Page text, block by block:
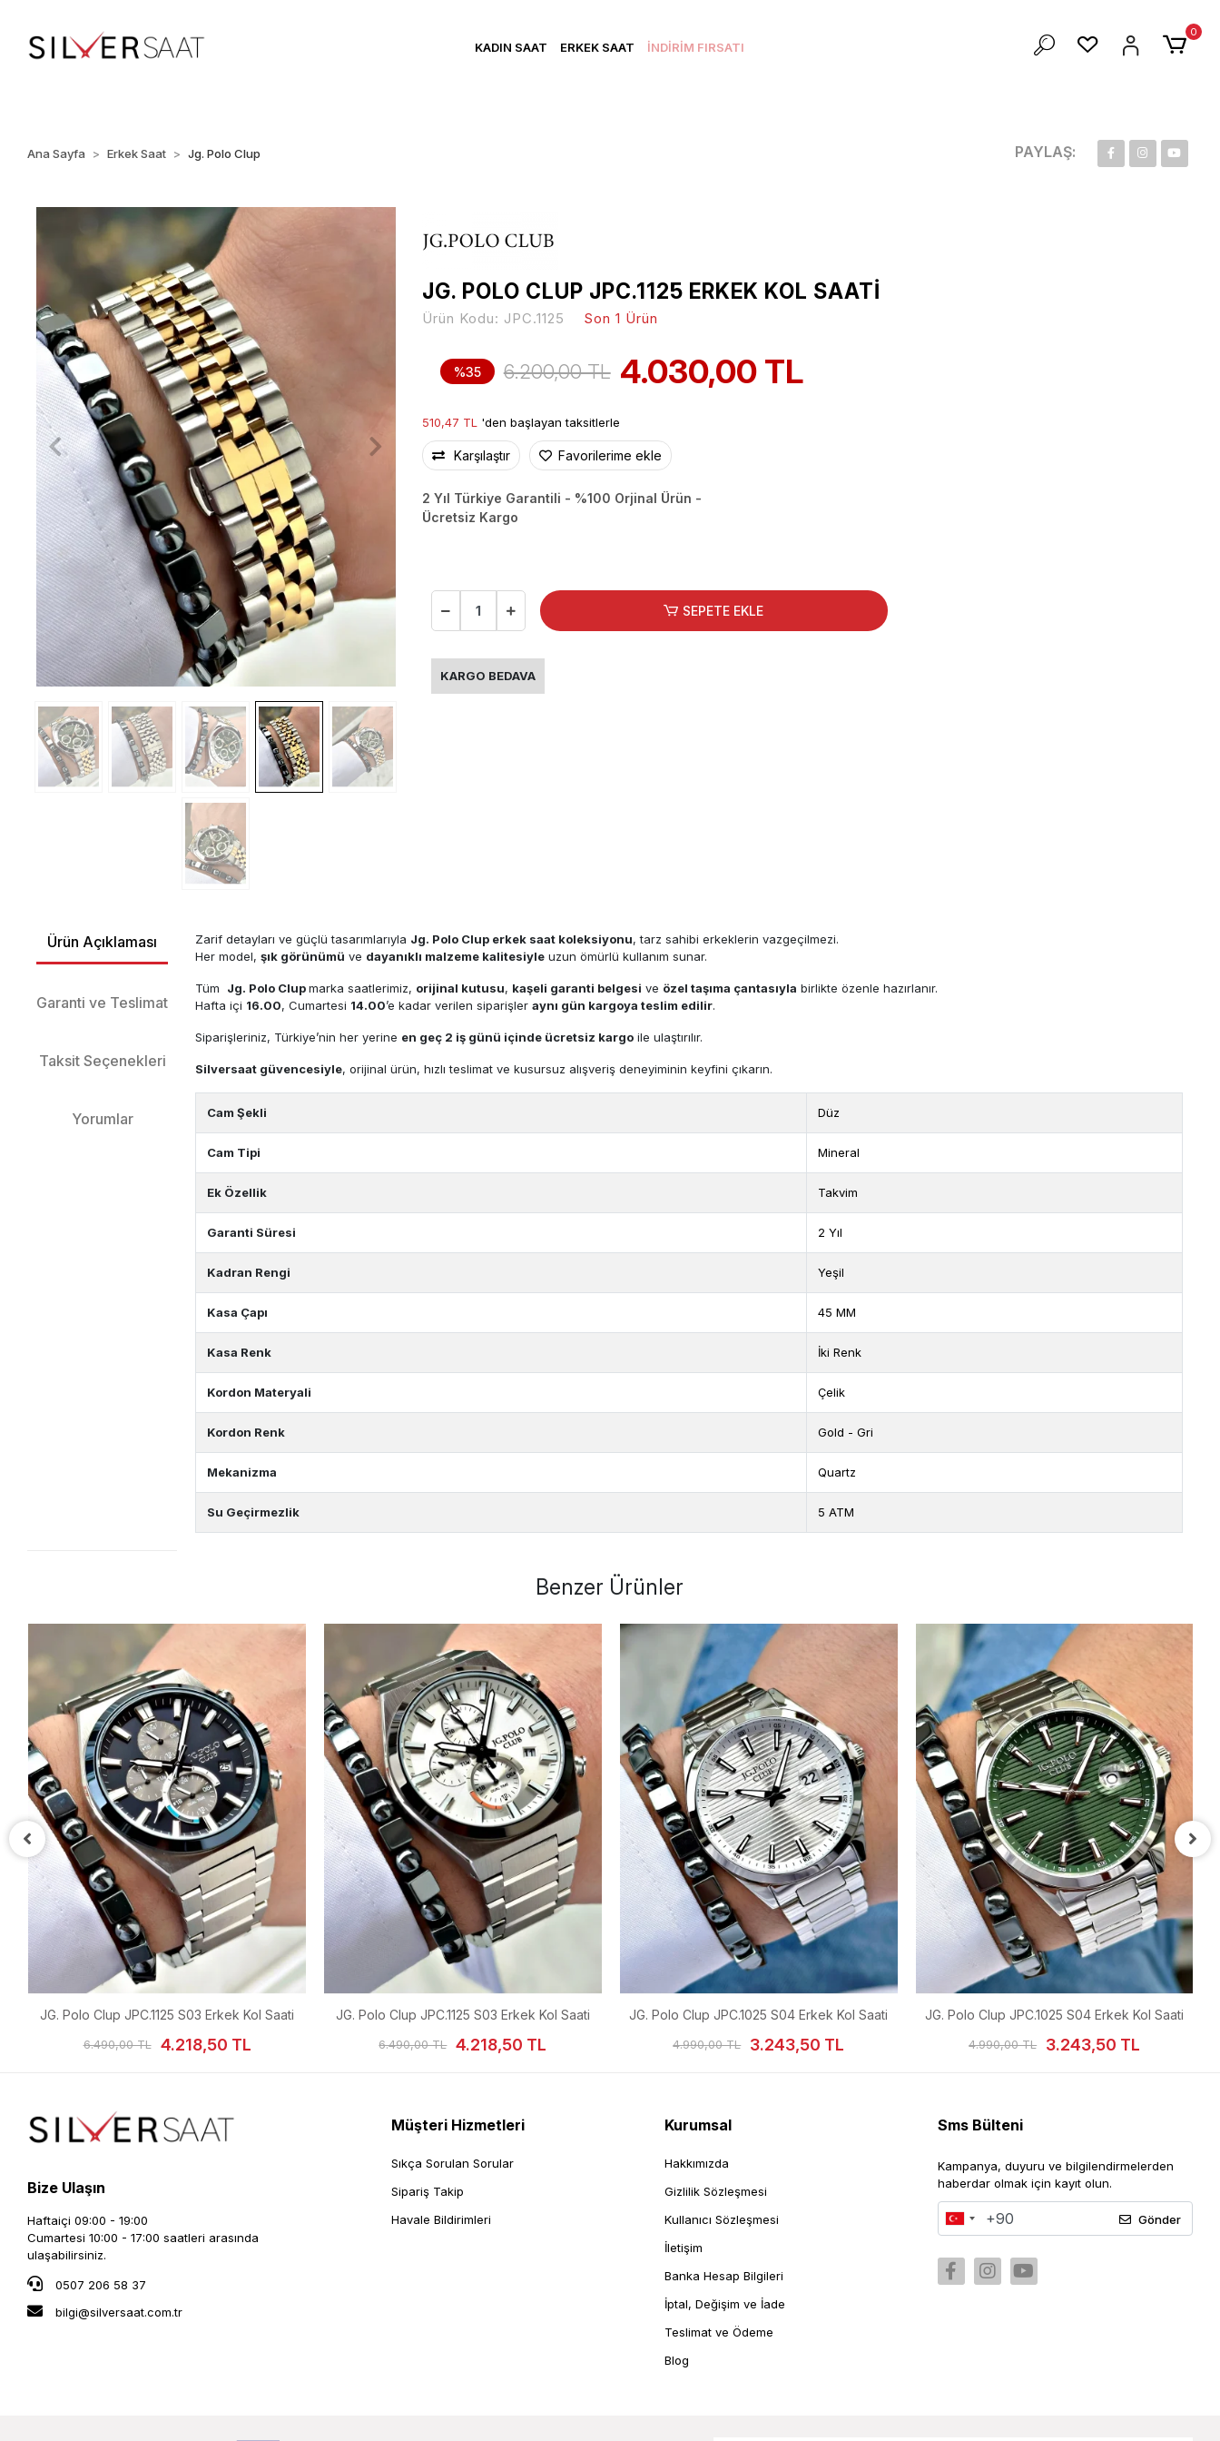
KADIN SAAT ERKEK SAAT İNDİRİM FIRSATI
0
Ana Sayfa Erkek Saat Jg. Polo Clup PAYLAŞ:
JG. POLO CLUP JPC.1125 ERKEK KOL SAATİ
Ürün Kodu: JPC.1125 Son 1 Ürün
%35 6.200,00 TL 4.030,00 TL
510,47 TL 'den başlayan taksitlerle
Karşılaştır Favorilerime ekle
2 Yıl Türkiye Garantili - %100 Orjinal Ürün -
Ücretsiz Kargo
SEPETE EKLE
KARGO BEDAVA
Ürün Açıklaması
Garanti ve Teslimat
Taksit Seçenekleri
Yorumlar
Zarif detayları ve güçlü tasarımlarıyla Jg. Polo Clup erkek saat koleksiyonu, tarz sahibi erkeklerin vazgeçilmezi.
Her model,şık görünümü ve dayanıklı malzeme kalitesiyle uzun ömürlü kullanım sunar.
Tüm Jg. Polo Clupmarka saatlerimiz, orijinal kutusu, kaşeli garanti belgesi ve özel taşıma çantasıyla birlikte özenle hazırlanır.
Hafta içi 16.00, Cumartesi 14.00’e kadar verilen siparişleraynı gün kargoya teslim edilir.
Siparişleriniz, Türkiye’nin her yerine en geç 2 iş günü içinde ücretsiz kargo ile ulaştırılır.
Silversaat güvencesiyle, orijinal ürün, hızlı teslimat ve kusursuz alışveriş deneyiminin keyfini çıkarın.
Cam Şekli Düz
Cam Tipi Mineral
Ek Özellik Takvim
Garanti Süresi 2 Yıl
Kadran Rengi Yeşil
Kasa Çapı 45 MM
Kasa Renk İki Renk
Kordon Materyali Çelik
Kordon Renk Gold - Gri
Mekanizma Quartz
Su Geçirmezlik 5 ATM
Benzer Ürünler
JG. Polo Clup JPC.1125 S03 Erkek Kol Saati
6.490,00 TL 4.218,50 TL
JG. Polo Clup JPC.1025 S04 Erkek Kol Saati
4.990,00 TL 3.243,50 TL
JG. Polo Clup JPC.1025 S04 Erkek Kol Saati
4.990,00 TL 3.243,50 TL
JG. Polo Clup JPC.1025 S035 Erkek Kol Saati
5.490,00 TL 3.568,50 TL
Bize Ulaşın
Haftaiçi 09:00 - 19:00
Cumartesi 10:00 - 17:00 saatleri arasında
ulaşabilirsiniz.
0507 206 58 37
bilgi@silversaat.com.tr
Müşteri Hizmetleri
Sıkça Sorulan Sorular
Sipariş Takip
Havale Bildirimleri
Kurumsal
Hakkımızda
Gizlilik Sözleşmesi
Kullanıcı Sözleşmesi
İletişim
Banka Hesap Bilgileri
İptal, Değişim ve İade
Teslimat ve Ödeme
Blog
Sms Bülteni
Kampanya, duyuru ve bilgilendirmelerden
haberdar olmak için kayıt olun.
Gönder